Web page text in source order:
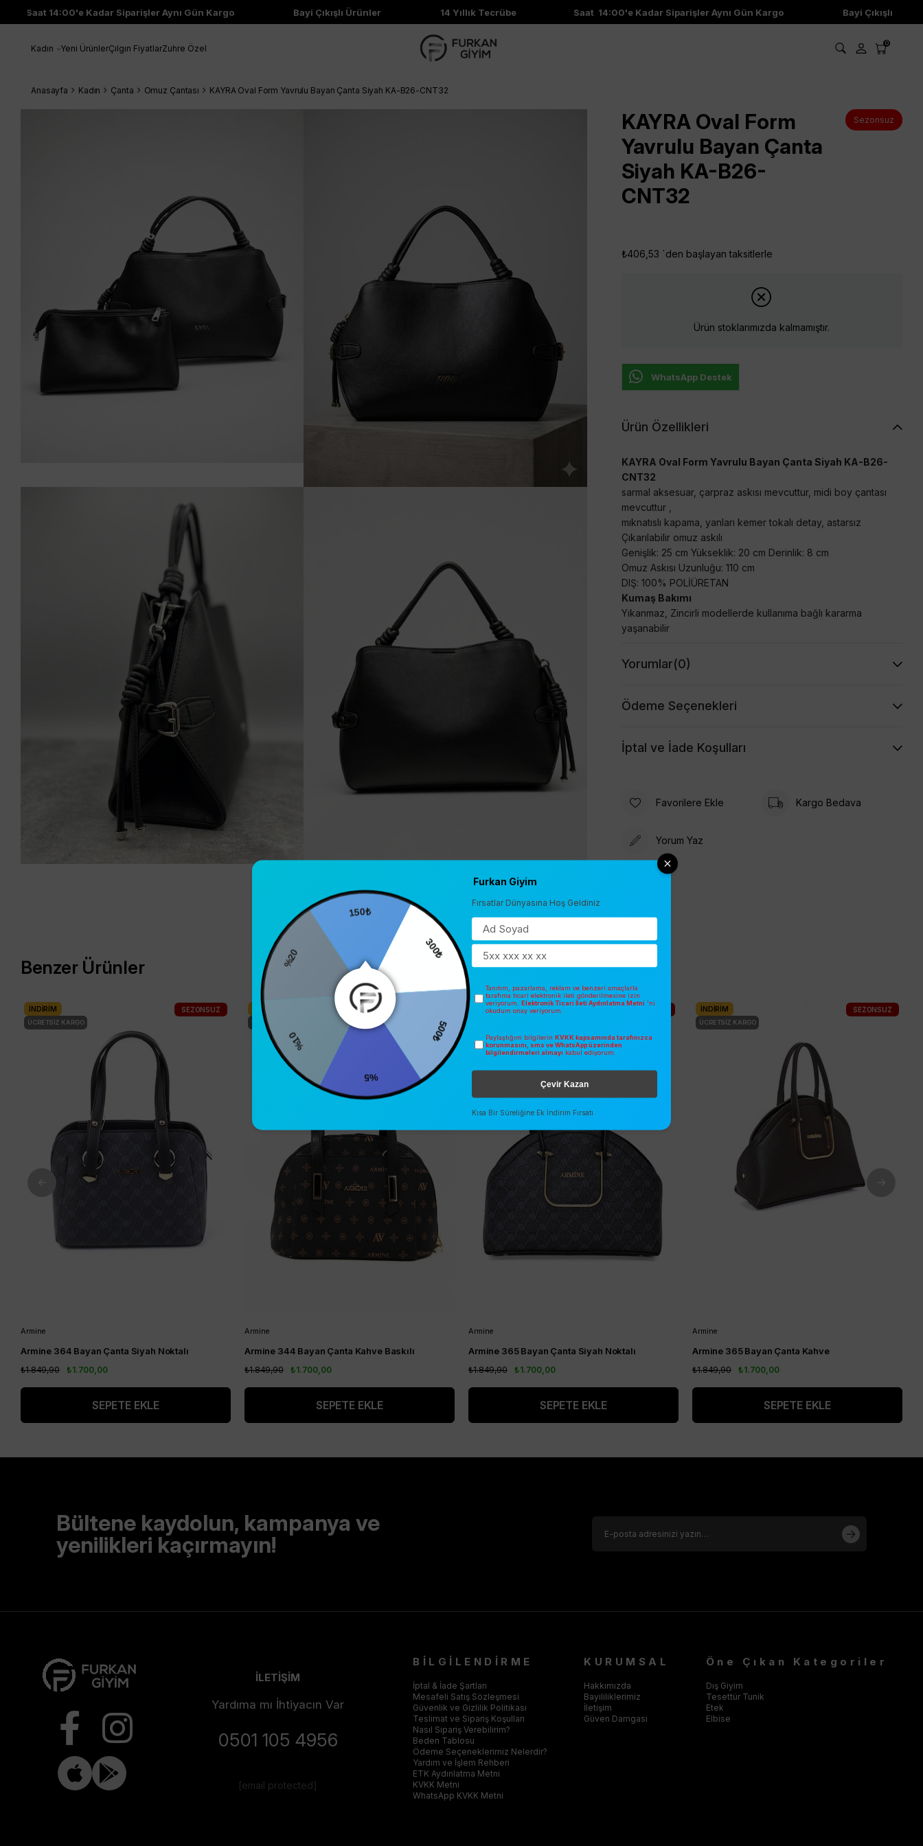
Saat 14:00'e Kadar Siparişler Aynı Gün Kargo Bayi Çıkışlı Ürünler 14 Yıllık Tecrübe Saat 14:00'e Kadar Siparişler Aynı Gün Kargo Bayi Çıkışlı Ürünler
Kadın Yeni ÜrünlerÇılgın FiyatlarZuhre Özel 0
Anasayfa Kadın Çanta Omuz Çantası KAYRA Oval Form Yavrulu Bayan Çanta Siyah KA-B26-CNT32
KAYRA Oval Form
Yavrulu Bayan Çanta
Siyah KA-B26-
CNT32
Sezonsuz
₺406,53 `den başlayan taksitlerle
Ürün stoklarımızda kalmamıştır.
WhatsApp Destek
Ürün Özellikleri
KAYRA Oval Form Yavrulu Bayan Çanta Siyah KA-B26-
CNT32
sarmal aksesuar, çarpraz askısı mevcuttur, midi boy çantası
mevcuttur ,
mıknatıslı kapama, yanları kemer tokalı detay, astarsız
Çıkarılabilir omuz askılı
Genişlik: 25 cm Yükseklik: 20 cm Derinlik: 8 cm
Omuz Askısı Uzunluğu: 110 cm
DIŞ: 100% POLİÜRETAN
Kumaş Bakımı
Yıkanmaz, Zincirli modellerde kullanıma bağlı kararma
yaşanabilir
Yorumlar(0)
Ödeme Seçenekleri
İptal ve İade Koşulları
Favorilere Ekle Kargo Bedava
Yorum Yaz
Benzer Ürünler
Armine
Armine 364 Bayan Çanta Siyah Noktalı
₺1.700,00
₺1.849,90
SEPETE EKLE
İNDIRIM
ÜCRETSIZ KARGO
SEZONSUZ
Armine
Armine 344 Bayan Çanta Kahve Baskılı
₺1.700,00
₺1.849,90
SEPETE EKLE
İNDIRIM
ÜCRETSIZ KARGO
Armine
Armine 365 Bayan Çanta Siyah Noktalı
₺1.700,00
₺1.849,90
SEPETE EKLE
İNDIRIM
Armine
Armine 365 Bayan Çanta Kahve
₺1.700,00
₺1.849,90
SEPETE EKLE
İNDIRIM
ÜCRETSIZ KARGO
SEZONSUZ
Bültene kaydolun, kampanya ve
yenilikleri kaçırmayın!
İLETİŞİM
Yardıma mı İhtiyacın Var
0501 105 4956
[email protected]
BİLGİLENDİRME
İptal & İade Şartları
Mesafeli Satış Sözleşmesi
Güvenlik ve Gizlilik Politikası
Teslimat ve Sipariş Koşulları
Nasıl Sipariş Verebilirim?
Beden Tablosu
Ödeme Seçeneklerimiz Nelerdir?
Yardım ve İşlem Rehberi
ETK Aydınlatma Metni
KVKK Metni
WhatsApp KVKK Metni
KURUMSAL
Hakkımızda
Bayililiklerimiz
İletişim
Güven Damgası
Öne Çıkan Kategoriler
Dış Giyim
Tesettür Tunik
Etek
Elbise
150₺
300₺
500₺
%5
%10
%20
Furkan Giyim
Fırsatlar Dünyasına Hoş Geldiniz
Tanıtım, pazarlama, reklam ve benzeri amaçlarla
tarafıma ticari elektronik ileti gönderilmesine izin
veriyorum. Elektronik Ticari İleti Aydınlatma Metni 'ni
okudum onay veriyorum.
Paylaştığım bilgilerin KVKK kapsamında tarafınızca
korunmasını, sms ve WhatsApp üzerinden
bilgilendirmeleri almayı kabul ediyorum.
Çevir Kazan
Kısa Bir Süreliğine Ek İndirim Fırsatı